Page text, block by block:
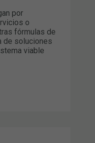
por
o
fórmulas de
de soluciones
viable